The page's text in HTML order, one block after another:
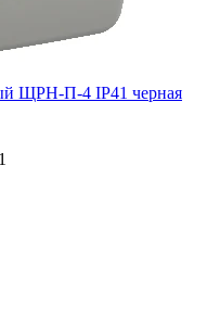
ЩРН-П-4 IP41 черная